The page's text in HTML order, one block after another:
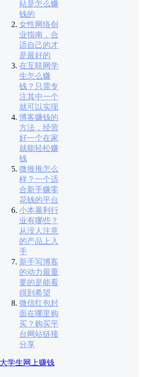
站是怎么赚
钱的
女性网络创
业指南，合
适自己的才
是最好的
在互联网学
生怎么赚
钱？只需专
注其中一个
就可以实现
博客赚钱的
方法，经营
好一个在家
就能轻松赚
钱
微推推怎么
样？一个适
合新手赚零
花钱的平台
小本暴利行
业有哪些？
从没人注意
的产品上入
手
新手写博客
的动力最重
要的是能看
得到希望
微信红包封
面在哪里购
买？购买平
台网站链接
分享
大学生网上赚钱